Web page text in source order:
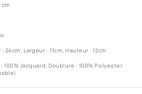
cm
24cm, Largeur : 11cm, Hauteur : 12cm
100% Jacquard, Doublure : 100% Polyester